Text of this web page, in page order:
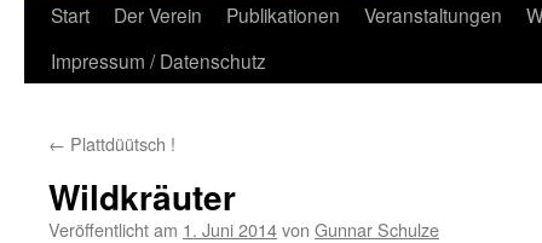
Start Der Verein Publikationen Veranstaltungen
Impressum / Datenschutz
← Plattdüütsch !
Wildkräuter
Veröffentlicht am 1. Juni 2014von Gunnar Schulze